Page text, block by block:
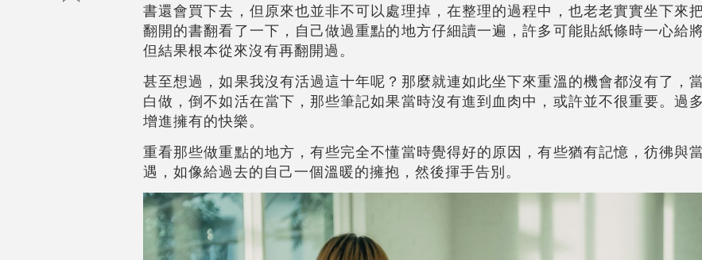
書還會買下去，但原來也並非不可以處理掉，在整理的過程中，也老老實實坐下來
翻開的書翻看了一下，自己做過重點的地方仔細讀一遍，許多可能貼紙條時一心給
但結果根本從來沒有再翻開過。
甚至想過，如果我沒有活過這十年呢？那麼就連如此坐下來重溫的機會都沒有了，
白做，倒不如活在當下，那些筆記如果當時沒有進到血肉中，或許並不很重要。過
增進擁有的快樂。
重看那些做重點的地方，有些完全不懂當時覺得好的原因，有些猶有記憶，彷彿與
遇，如像給過去的自己一個溫暖的擁抱，然後揮手告別。